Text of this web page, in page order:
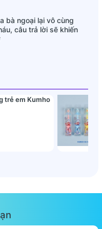
bà ngoại lại vô cùng
câu trả lời sẽ khiến
trẻ em Kumho